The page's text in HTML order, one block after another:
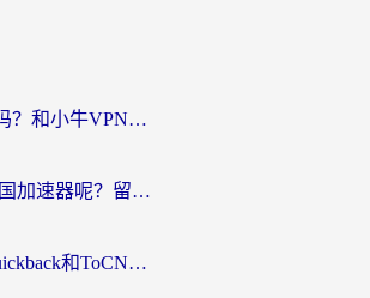
Malus VPN好用吗？和小牛VPN对比哪个回国效果更好？海外党亲测实用指南
在国外如何开回国加速器呢？留学生亲测的无缝访问国内资源指南
海外党必看：Quickback和ToCN好用吗？3分钟选对回国加速器的实用指南